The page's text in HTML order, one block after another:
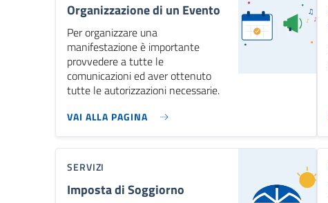
Organizzazione di un Evento
Per organizzare una
manifestazione è importante
provvedere a tutte le
comunicazioni ed aver ottenuto
tutte le autorizzazioni necessarie.
VAI ALLA PAGINA
SERVIZI
Imposta di Soggiorno